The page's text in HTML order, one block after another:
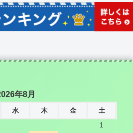
年8月
水 木 金
土
1